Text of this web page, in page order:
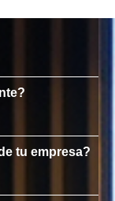
tu empresa?